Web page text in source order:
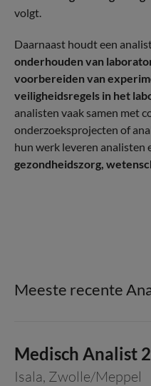
volgt.
Daarnaast houdt een
onderhouden van
voorbereiden van
veiligheidsregels in het
analisten vaak samen met
onderzoeksprojecten of
hun werk leveren analisten
gezondheidszorg,
Meeste recente
Medisch Analist
Isala, Zwolle/Meppel